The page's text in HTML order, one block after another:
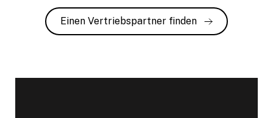
Einen Vertriebspartner finden